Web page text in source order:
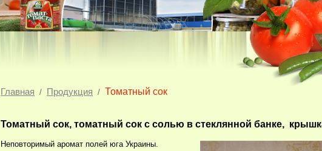
Главная / Продукция / Томатный сок
Томатный сок, томатный сок с солью в стеклянной банке,
Неповторимый аромат полей юга Украины.